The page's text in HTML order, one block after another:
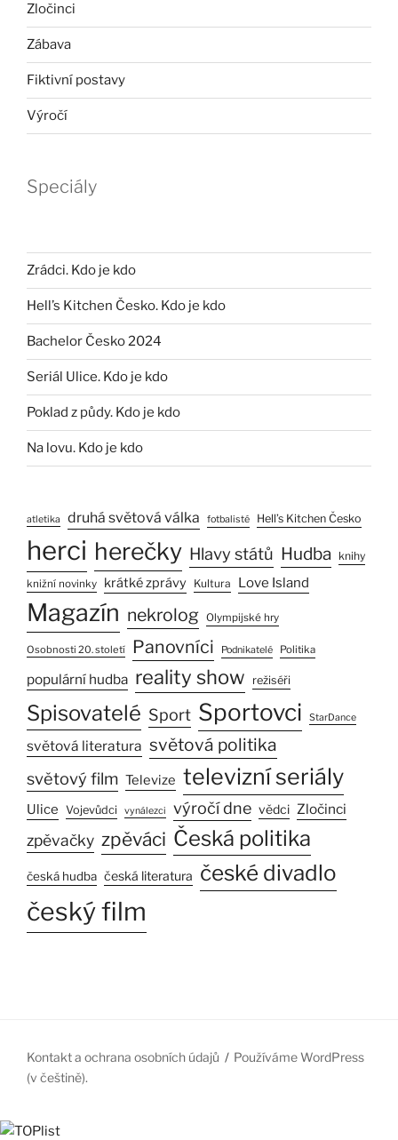
Zločinci
Zábava
Fiktivní postavy
Výročí
Speciály
Zrádci. Kdo je kdo
Hell’s Kitchen Česko. Kdo je kdo
Bachelor Česko 2024
Seriál Ulice. Kdo je kdo
Poklad z půdy. Kdo je kdo
Na lovu. Kdo je kdo
atletika druhá světová válka fotbalisté Hell’s Kitchen Česko
herci herečky Hlavy států Hudba knihy
knižní novinky krátké zprávy Kultura Love Island
Magazín nekrolog Olympijské hry
Osobnosti 20. století Panovníci Podnikatelé Politika
populární hudba reality show režiséři
Spisovatelé Sport Sportovci StarDance
světová literatura světová politika
světový film Televize televizní seriály
Ulice Vojevůdci vynálezci výročí dne vědci Zločinci
zpěvačky zpěváci Česká politika
česká hudba česká literatura české divadlo
český film
Kontakt a ochrana osobních údajů
Používáme WordPress
(v češtině).